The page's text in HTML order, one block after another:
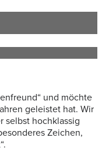
und möchte
geleistet hat. Wir
selbst hochklassig
Zeichen,